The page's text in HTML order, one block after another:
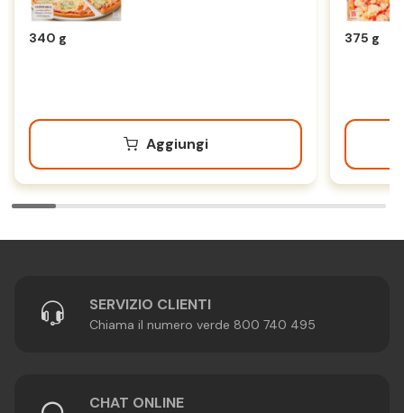
340 g
Aggiungi
375 g
SERVIZIO CLIENTI
Chiama il numero verde 800 740 495
CHAT ONLINE